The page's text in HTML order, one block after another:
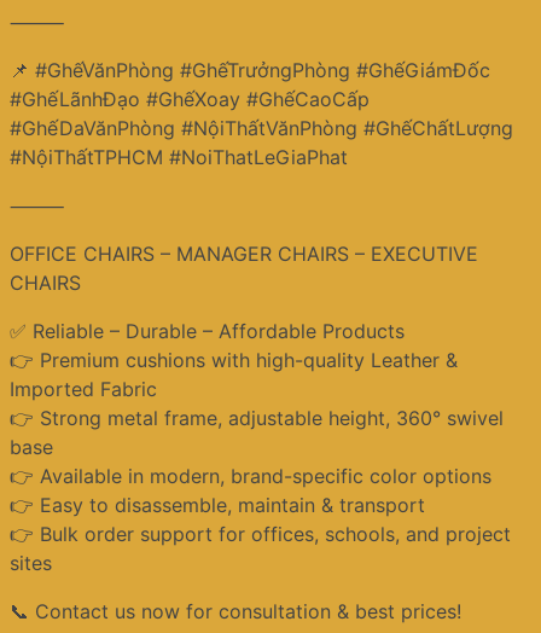
⸻
📌 #GhếVănPhòng #GhếTrưởngPhòng #GhếGiámĐốc
#GhếLãnhĐạo #GhếXoay #GhếCaoCấp
#GhếDaVănPhòng #NộiThấtVănPhòng #GhếChấtLượng
#NộiThấtTPHCM #NoiThatLeGiaPhat
⸻
OFFICE CHAIRS – MANAGER CHAIRS – EXECUTIVE
CHAIRS
✅ Reliable – Durable – Affordable Products
👉 Premium cushions with high-quality Leather &
Imported Fabric
👉 Strong metal frame, adjustable height, 360° swivel
base
👉 Available in modern, brand-specific color options
👉 Easy to disassemble, maintain & transport
👉 Bulk order support for offices, schools, and project
sites
📞 Contact us now for consultation & best prices!